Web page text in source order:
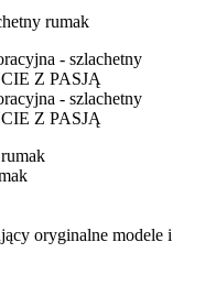
oryginalne modele i